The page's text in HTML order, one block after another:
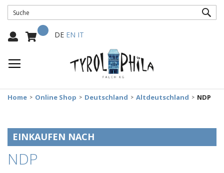
Mein Warenkorb
Select
DE EN IT
Home Online Shop Deutschland Altdeutschland NDP
NDP
EINKAUFEN NACH